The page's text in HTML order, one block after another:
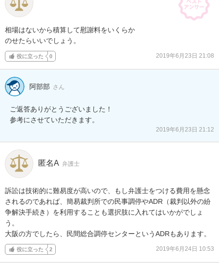
相場はないから積算して慰謝料をいくらか
のせたらいいでしょう。
役に立った 0 2019年6月23日 21:08
阿部部 さん
ご返答ありがとうございました！
参考にさせていただきます。
2019年6月23日 21:12
匿名A 弁護士
訴訟は技術的に難易度が高いので、もし弁護士をつける費用を懸念
されるのであれば、簡易裁判所での民事調停やADR（裁判以外の紛
争解決手続き）を利用することも選択肢に入れてはいかがでしょ
う。
大阪の方でしたら、民間総合調停センターというADRもあります。
役に立った 2 2019年6月24日 10:53